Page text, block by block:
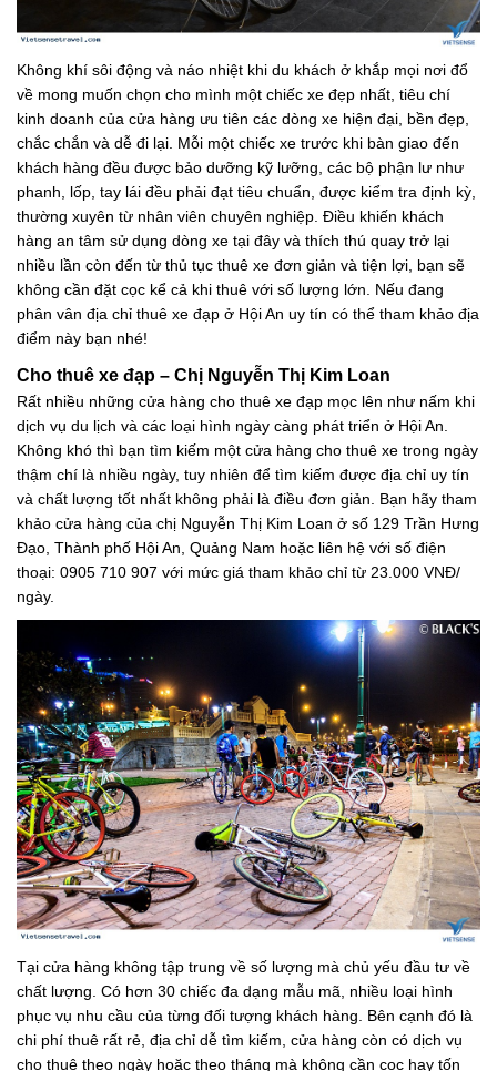
Không khí sôi động và náo nhiệt khi du khách ở khắp mọi nơi đổ
về mong muốn chọn cho mình một chiếc xe đẹp nhất, tiêu chí
kinh doanh của cửa hàng ưu tiên các dòng xe hiện đại, bền đẹp,
chắc chắn và dễ đi lại. Mỗi một chiếc xe trước khi bàn giao đến
khách hàng đều được bảo dưỡng kỹ lưỡng, các bộ phận lư như
phanh, lốp, tay lái đều phải đạt tiêu chuẩn, được kiểm tra định kỳ,
thường xuyên từ nhân viên chuyên nghiệp. Điều khiến khách
hàng an tâm sử dụng dòng xe tại đây và thích thú quay trở lại
nhiều lần còn đến từ thủ tục thuê xe đơn giản và tiện lợi, bạn sẽ
không cần đặt cọc kể cả khi thuê với số lượng lớn. Nếu đang
phân vân địa chỉ thuê xe đạp ở Hội An uy tín có thể tham khảo địa
điểm này bạn nhé!
Cho thuê xe đạp – Chị Nguyễn Thị Kim Loan
Rất nhiều những cửa hàng cho thuê xe đạp mọc lên như nấm khi
dịch vụ du lịch và các loại hình ngày càng phát triển ở Hội An.
Không khó thì bạn tìm kiếm một cửa hàng cho thuê xe trong ngày
thậm chí là nhiều ngày, tuy nhiên để tìm kiếm được địa chỉ uy tín
và chất lượng tốt nhất không phải là điều đơn giản. Bạn hãy tham
khảo cửa hàng của chị Nguyễn Thị Kim Loan ở số 129 Trần Hưng
Đạo, Thành phố Hội An, Quảng Nam hoặc liên hệ với số điện
thoại: 0905 710 907 với mức giá tham khảo chỉ từ 23.000 VNĐ/
ngày.
Tại cửa hàng không tập trung về số lượng mà chủ yếu đầu tư về
chất lượng. Có hơn 30 chiếc đa dạng mẫu mã, nhiều loại hình
phục vụ nhu cầu của từng đối tượng khách hàng. Bên cạnh đó là
chi phí thuê rất rẻ, địa chỉ dễ tìm kiếm, cửa hàng còn có dịch vụ
cho thuê theo ngày hoặc theo tháng mà không cần cọc hay tốn